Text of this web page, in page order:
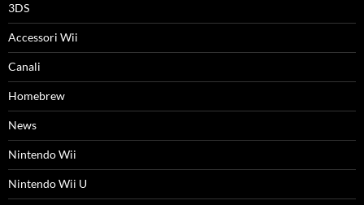
3DS
Accessori Wii
Canali
Homebrew
News
Nintendo Wii
Nintendo Wii U